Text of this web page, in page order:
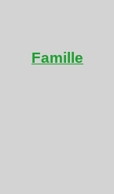
Famille